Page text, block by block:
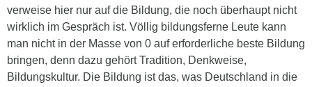
verweise hier nur auf die Bildung, die noch überhaupt nicht
wirklich im Gespräch ist. Völlig bildungsferne Leute kann
man nicht in der Masse von 0 auf erforderliche beste Bildung
bringen, denn dazu gehört Tradition, Denkweise,
Bildungskultur. Die Bildung ist das, was Deutschland in die